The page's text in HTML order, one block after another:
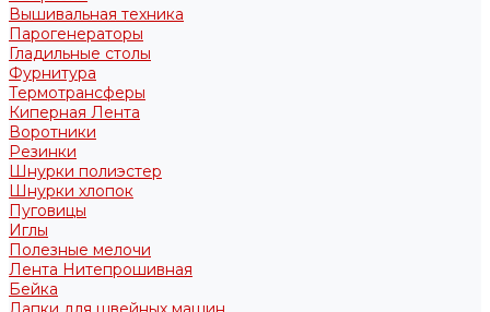
Вышивальная техника
Парогенераторы
Гладильные столы
Фурнитура
Термотрансферы
Киперная Лента
Воротники
Резинки
Шнурки полиэстер
Шнурки хлопок
Пуговицы
Иглы
Полезные мелочи
Лента Нитепрошивная
Бейка